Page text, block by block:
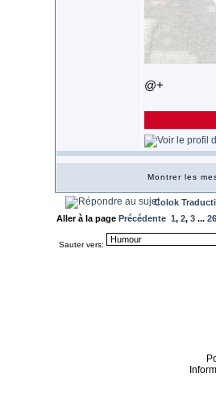
@+
Montrer les
Colok
Aller à la page Précédente 1, 2, 3 ...
Sauter vers: